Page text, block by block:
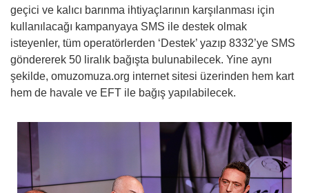
geçici ve kalıcı barınma ihtiyaçlarının karşılanması için
kullanılacağı kampanyaya SMS ile destek olmak
isteyenler, tüm operatörlerden ‘Destek’ yazıp 8332’ye SMS
göndererek 50 liralık bağışta bulunabilecek. Yine aynı
şekilde, omuzomuza.org internet sitesi üzerinden hem kart
hem de havale ve EFT ile bağış yapılabilecek.